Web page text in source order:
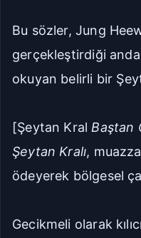
Bu sözler, Jung
gerçekleştirdiği
okuyan belirli bir
[Şeytan Kral Baştan
Şeytan Kralı,
ödeyerek bölgesel
Gecikmeli olarak